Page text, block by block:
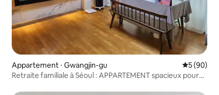
Appartement ⋅ Gwangjin-gu
5 (90)
Retraite familiale à Séoul : APPARTEMENT spacieux pour